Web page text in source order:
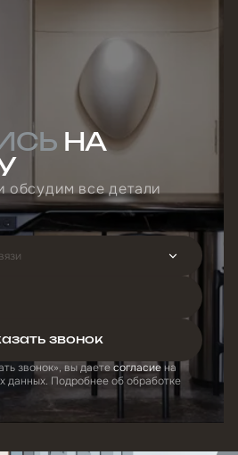
НА
все детали
звонок
звонок , вы даетесогласиена
данных. Подробнее об обработке
отправке!
сек